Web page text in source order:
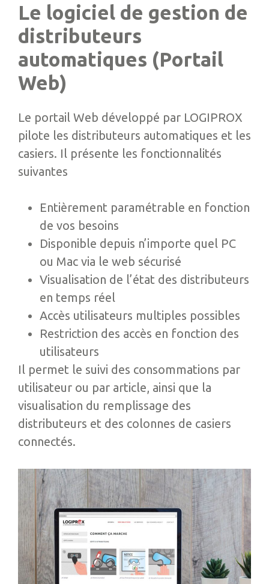
Le logiciel de gestion de
distributeurs
automatiques (Portail
Web)
Le portail Web développé par LOGIPROX
pilote les distributeurs automatiques et les
casiers. Il présente les fonctionnalités
suivantes
Entièrement paramétrable en fonction
de vos besoins
Disponible depuis n’importe quel PC
ou Mac via le web sécurisé
Visualisation de l’état des distributeurs
en temps réel
Accès utilisateurs multiples possibles
Restriction des accès en fonction des
utilisateurs
Il permet le suivi des consommations par
utilisateur ou par article, ainsi que la
visualisation du remplissage des
distributeurs et des colonnes de casiers
connectés.